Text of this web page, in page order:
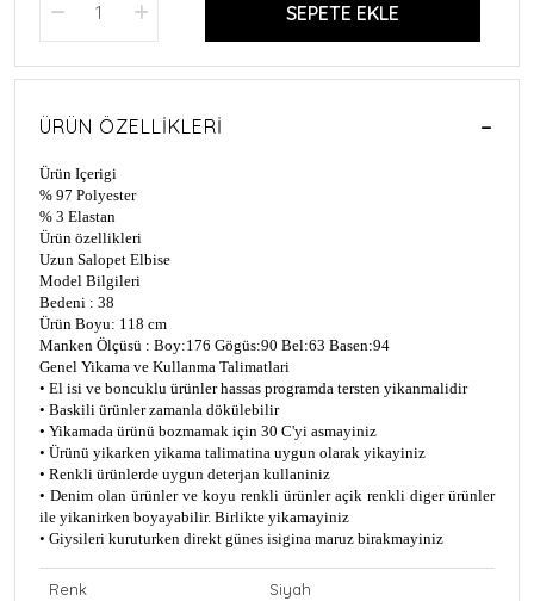
SEPETE EKLE
ÜRÜN ÖZELLIKLERI
Ürün Içerigi
% 97 Polyester
% 3 Elastan
Ürün özellikleri
Uzun Salopet Elbise
Model Bilgileri
Bedeni : 38
Ürün Boyu: 118 cm
Manken Ölçüsü : Boy:176 Gögüs:90 Bel:63 Basen:94
Genel Yikama ve Kullanma Talimatlari
• El isi ve boncuklu ürünler hassas programda tersten yikanmalidir
• Baskili ürünler zamanla dökülebilir
• Yikamada ürünü bozmamak için 30 C'yi asmayiniz
• Ürünü yikarken yikama talimatina uygun olarak yikayiniz
• Renkli ürünlerde uygun deterjan kullaniniz
• Denim olan ürünler ve koyu renkli ürünler açik renkli diger ürünler
ile yikanirken boyayabilir. Birlikte yikamayiniz
• Giysileri kuruturken direkt günes isigina maruz birakmayiniz
Renk Siyah